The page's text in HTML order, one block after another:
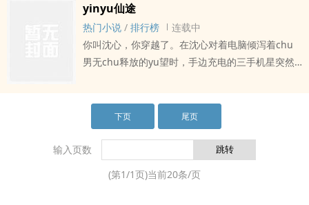
yinyu仙途
热门小说 / 排行榜
连载中
你叫沈心，你穿越了。在沈心对着电脑倾泻着chu
男无chu释放的yu望时，手边充电的三手机星突然
死懊恼中反应过来的时候，他就被扔到了这个世
界。
下页 尾页
输入页数
(第1/1页)当前20条/页